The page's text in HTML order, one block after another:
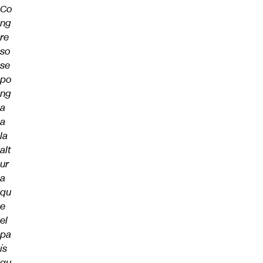
Co
ng
re
so
se
po
ng
a
a
la
alt
ur
a
qu
e
el
pa
ís